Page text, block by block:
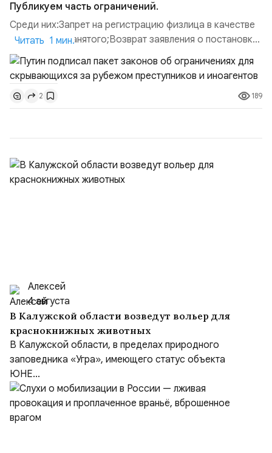
Публикуем часть ограничений.
Среди них:Запрет на регистрацию физлица в качестве
ИП или самозанятого;Возврат заявления о постановке
недвижимости на кадастровый учет;Ограничение
водительских прав;Запрет регистрации транспортных
средств и на заключение сделок по
доверенности;Отказ в заключении кредитного
договора, предоставлении государственных и
Читать 1 мин.
2 189
Алексей
4 августа
В Калужской области возведут вольер для
краснокнижных животных
В Калужской области, в пределах природного
заповедника «Угра», имеющего статус объекта
ЮНЕ...